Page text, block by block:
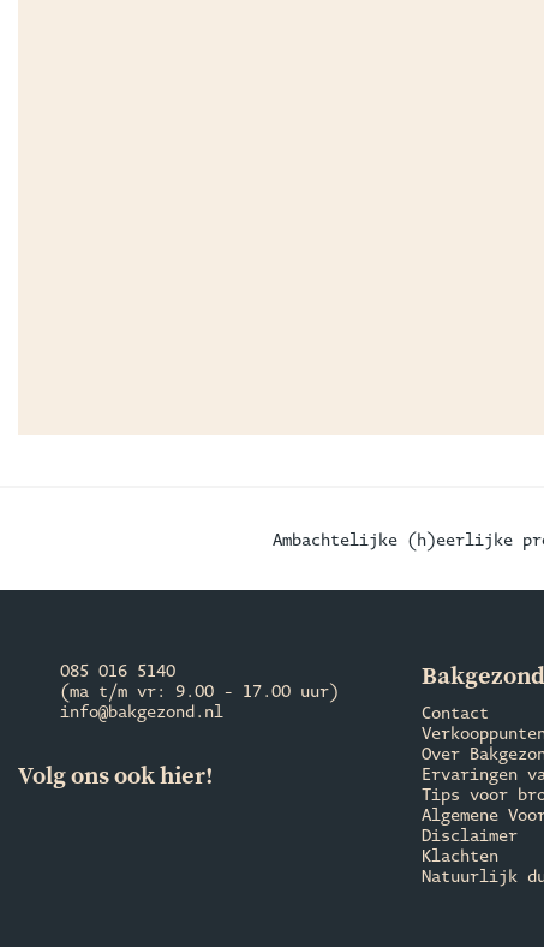
Ambachtelijke (h)eerlijke
085 016 5140
(ma t/m vr: 9.00 - 17.00 uur)
info@bakgezond.nl
Volg ons ook hier!
Contact
Over
Ervaringen
Tips voor
Algemene
Disclaimer
Klachten
Natuurlijk